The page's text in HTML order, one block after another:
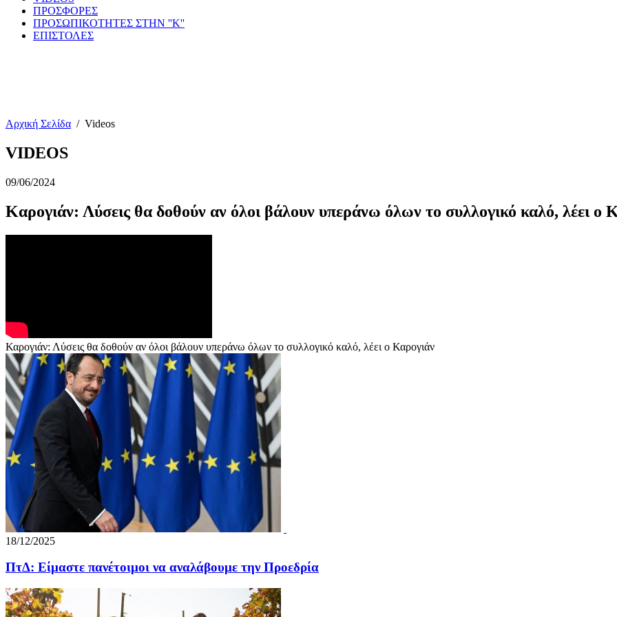
ΠΡΟΣΦΟΡΕΣ
ΠΡΟΣΩΠΙΚΟΤΗΤΕΣ ΣΤΗΝ ''Κ''
ΕΠΙΣΤΟΛΕΣ
Αρχική Σελίδα / Videos
VIDEOS
09/06/2024
Καρογιάν: Λύσεις θα δοθούν αν όλοι βάλουν υπεράνω όλων το συλλογικό καλό, λέει ο
Καρογιάν: Λύσεις θα δοθούν αν όλοι βάλουν υπεράνω όλων το συλλογικό καλό, λέει ο Καρογιάν
18/12/2025
ΠτΔ: Είμαστε πανέτοιμοι να αναλάβουμε την Προεδρία